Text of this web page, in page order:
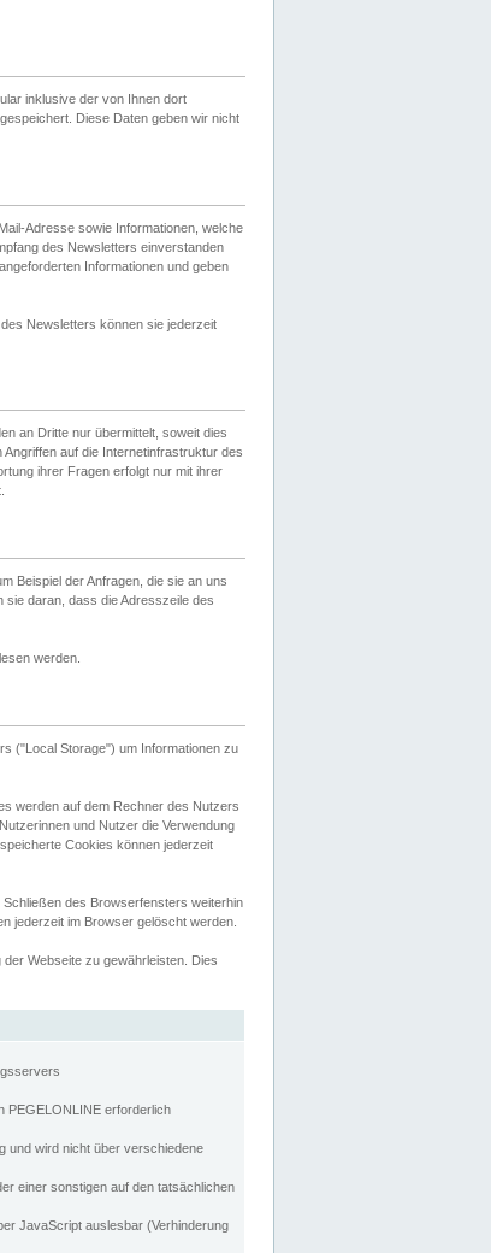
inklusive der von Ihnen dort
Diese Daten geben wir nicht
Adresse sowie Informationen, welche
des Newsletters einverstanden
Informationen und geben
Newsletters können sie jederzeit
an Dritte nur übermittelt, soweit dies
auf die Internetinfrastruktur des
ihrer Fragen erfolgt nur mit ihrer
Beispiel der Anfragen, die sie an uns
sie daran, dass die Adresszeile des
werden.
("Local Storage") um Informationen zu
werden auf dem Rechner des Nutzers
und Nutzer die Verwendung
Cookies können jederzeit
des Browserfensters weiterhin
jederzeit im Browser gelöscht werden.
Webseite zu gewährleisten. Dies
PEGELONLINE erforderlich
und wird nicht über verschiedene
einer sonstigen auf den tatsächlichen
JavaScript auslesbar (Verhinderung